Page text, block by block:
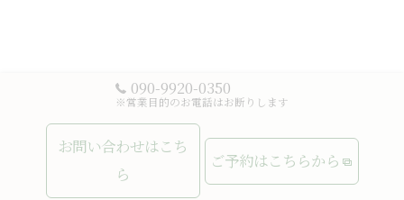
090-9920-0350
※営業目的のお電話はお断りします
お問い合わせはこち
ら
ご予約はこちらから